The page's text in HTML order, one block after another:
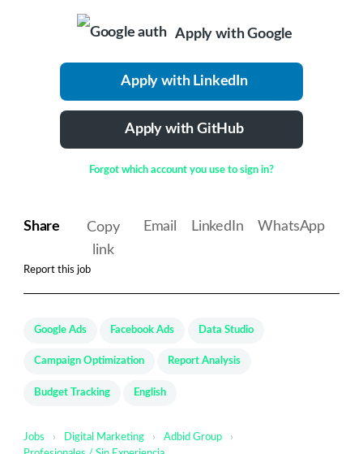
Apply with Google
Apply with LinkedIn
Apply with GitHub
Forgot which account you use to sign in?
Share
Copy
link
Email LinkedIn WhatsApp
Report this job
Google Ads Facebook Ads Data Studio
Campaign Optimization Report Analysis
Budget Tracking English
Jobs › Digital Marketing › Adbid Group
›